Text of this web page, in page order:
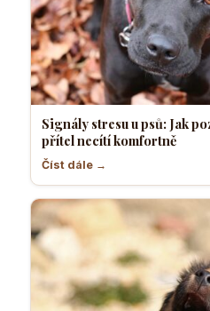
Signály stresu u psů: Jak
přítel necítí komfortně
Číst dále →